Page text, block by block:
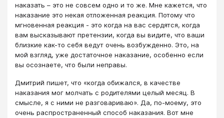
наказать – это не совсем одно и то же. Мне кажется, что
наказание это некая отложенная реакция. Потому что
мгновенная реакция - это когда на вас сердятся, когда
вам высказывают претензии, когда вы видите, что ваши
близкие как-то себя ведут очень возбужденно. Это, на
мой взгляд, уже достаточное наказание, особенно если
вы осознаете, что были неправы.
Дмитрий пишет, что «когда обижался, в качестве
наказания мог молчать с родителями целый месяц. В
смысле, я с ними не разговариваю». Да, по-моему, это
очень распространенный способ наказания. Вот мне